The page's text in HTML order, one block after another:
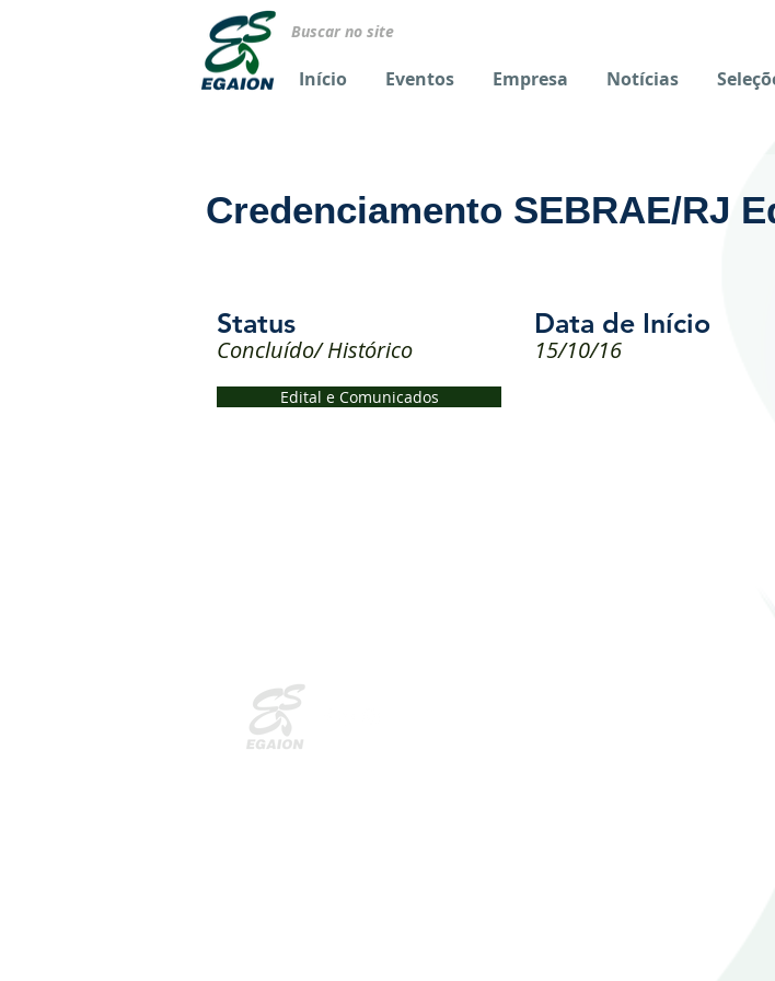
Início Eventos Empresa Notícias
Credenciamento SEBRAE/RJ
Status
Concluído/ Histórico
Edital e Comunicados
Data de Início
15/10/16